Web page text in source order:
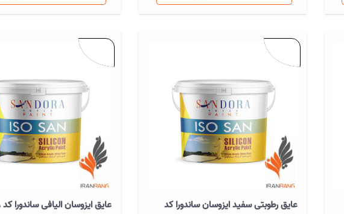
عایق رطوبتی سفید ایزوسان ساندورا کد
عایق ایزوسان الیافی ساندورا کد 608 دبه